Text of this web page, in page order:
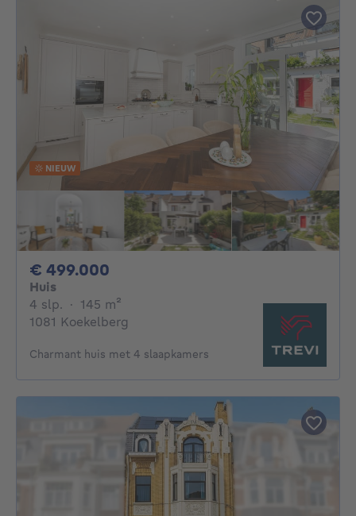
NIEUW
€ 499.000
Huis
4 slp. 4 slaapkamers
· 145 m²
1081 Koekelberg
Charmant huis met 4 slaapkamers